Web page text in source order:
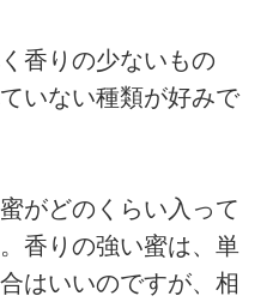
香りの少ないもの
いない種類が好みで
がどのくらい入って
香りの強い蜜は、単
はいいのですが、相